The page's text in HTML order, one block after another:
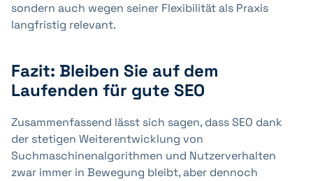
sondern auch wegen seiner Flexibilität als Praxis
langfristig relevant.
Fazit: Bleiben Sie auf dem
Laufenden für gute SEO
Zusammenfassend lässt sich sagen, dass SEO dank
der stetigen Weiterentwicklung von
Suchmaschinenalgorithmen und Nutzerverhalten
zwar immer in Bewegung bleibt, aber dennoch